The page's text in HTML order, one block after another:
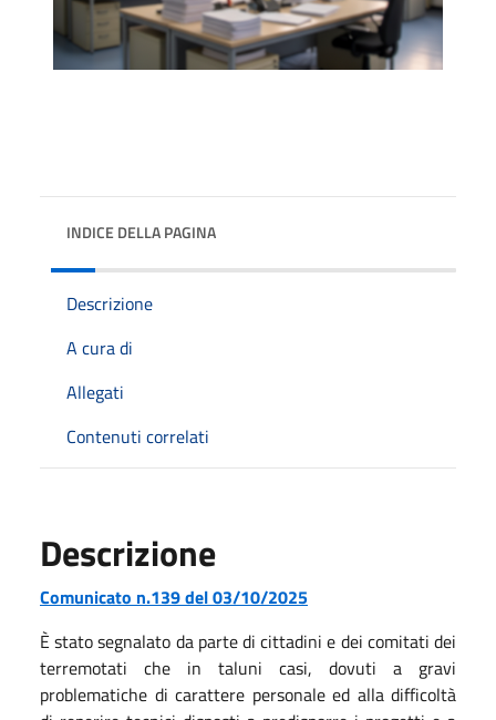
INDICE DELLA PAGINA
Descrizione
A cura di
Allegati
Contenuti correlati
Descrizione
Comunicato n.139 del 03/10/2025
È stato segnalato da parte di cittadini e dei comitati dei
terremotati che in taluni casi, dovuti a gravi
problematiche di carattere personale ed alla difficoltà